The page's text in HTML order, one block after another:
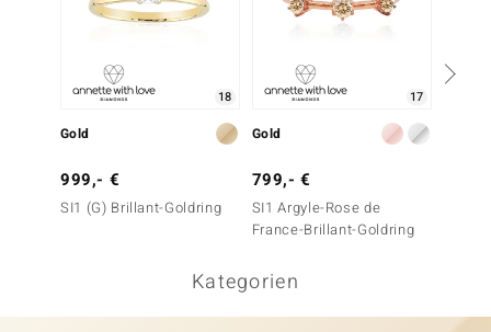
18
Gold
999,- €
SI1 (G) Brillant-Goldring
17
Gold
799,- €
SI1 Argyle-Rose de
France-Brillant-Goldring
Kategorien